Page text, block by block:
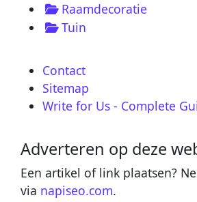
Raamdecoratie
Tuin
Contact
Sitemap
Write for Us - Complete
Adverteren op deze
Een artikel of link plaatsen?
via napiseo.com.